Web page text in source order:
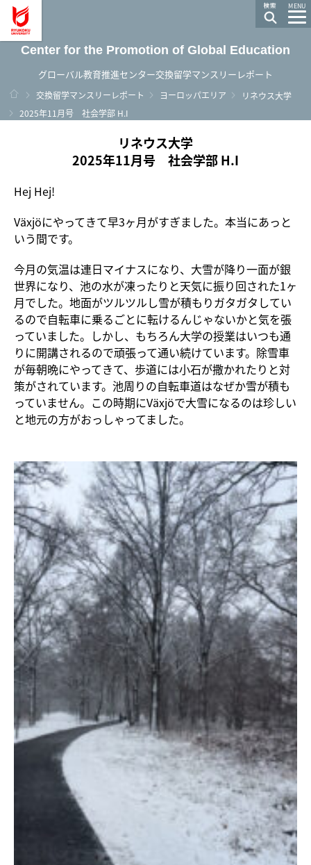
MENU
Center for the Promotion of Global Education
グローバル教育推進センター交換留学マンスリーレポート
ホーム
交換留学マンスリーレポート ヨーロッパエリア
リネウス大学
2025年11月号 社会学部 H.I
リネウス大学
2025年11月号 社会学部 H.I
Hej Hej!
Växjöにやってきて早3ヶ月がすぎました。本当にあっと
いう間です。
今月の気温は連日マイナスになり、大雪が降り一面が銀
世界になり、池の水が凍ったりと天気に振り回された1ヶ
月でした。地面がツルツルし雪が積もりガタガタしてい
るので自転車に乗るごとに転けるんじゃないかと気を張
っていました。しかし、もちろん大学の授業はいつも通
りに開講されるので頑張って通い続けています。除雪車
が毎朝晩にやってきて、歩道には小石が撒かれたりと対
策がされています。池周りの自転車道はなぜか雪が積も
っていません。この時期にVäxjöで大雪になるのは珍しい
と地元の方がおっしゃってました。